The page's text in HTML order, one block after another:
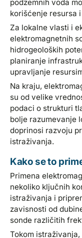
podzemnih voda
korišćenje resursa
Za lokalne vlasti i
elektromagnetnih
hidrogeoloških
planiranje
upravljanje
Na kraju,
su od velike
podaci o strukturi
bolje razumevanje
doprinosi razvoju
istraživanja.
Kako se to
Primena
nekoliko ključnih
istraživanja i
zavisnosti od
sonde različitih
Tokom